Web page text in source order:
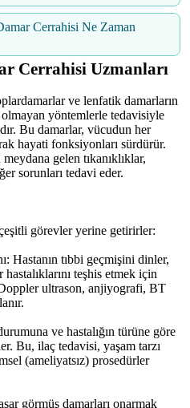
Cerrahisi Ne Zaman
Cerrahisi Uzmanları
ve lenfatik damarların
olmayan yöntemlerle tedavisiyle
Bu damarlar, vücudun her
hayati fonksiyonları sürdürür.
gelen tıkanıklıklar,
sorunları tedavi eder.
görevler yerine getirirler:
Hastanın tıbbi geçmişini dinler,
teşhis etmek için
ultrason, anjiyografi, BT
ve hastalığın türüne göre
Bu, ilaç tedavisi, yaşam tarzı
(ameliyatsız) prosedürler
görmüş damarları onarmak